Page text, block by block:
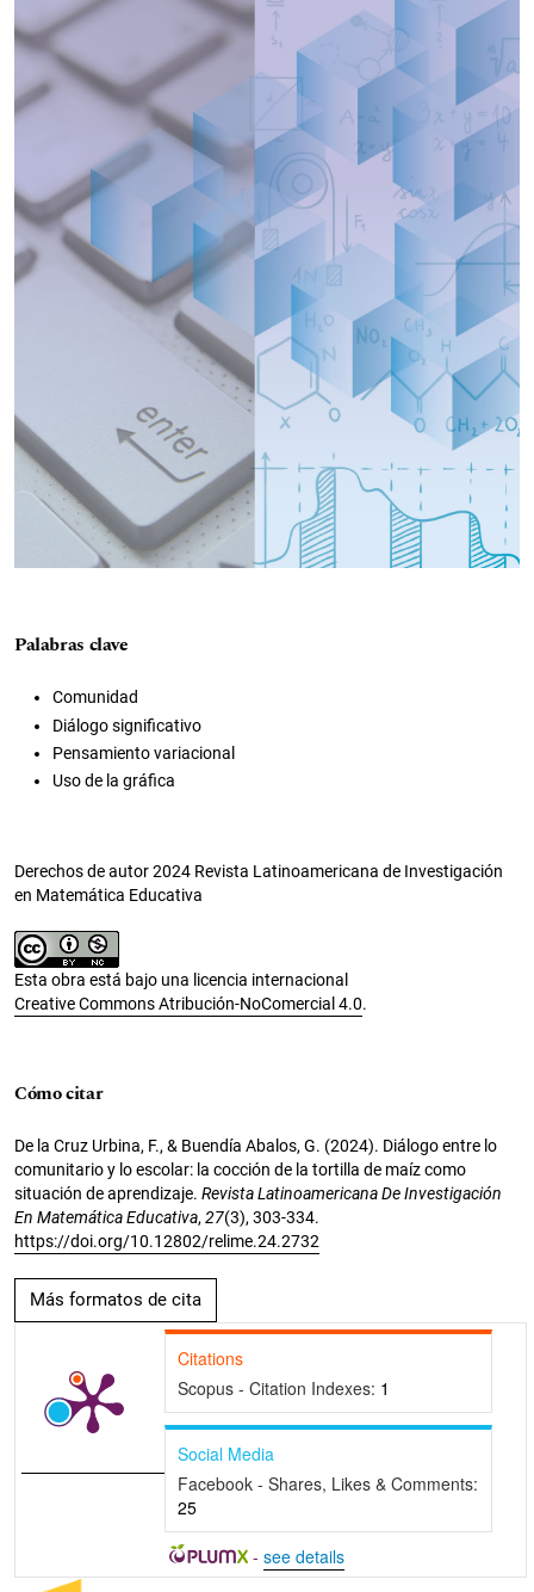
Palabras clave
Comunidad
Diálogo significativo
Pensamiento variacional
Uso de la gráfica
Derechos de autor 2024 Revista Latinoamericana de Investigación
en Matemática Educativa
Esta obra está bajo una licencia internacional
Creative Commons Atribución-NoComercial 4.0.
Cómo citar
De la Cruz Urbina, F., & Buendía Abalos, G. (2024). Diálogo entre lo
comunitario y lo escolar: la cocción de la tortilla de maíz como
situación de aprendizaje. Revista Latinoamericana De Investigación
En Matemática Educativa,27(3), 303-334.
https://doi.org/10.12802/relime.24.2732
Más formatos de cita
Citations
Scopus - Citation Indexes: 1
Social Media
Facebook - Shares, Likes & Comments:
25
- see details